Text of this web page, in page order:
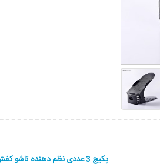
پکیج 3 عددی نظم دهنده تاشو کفش